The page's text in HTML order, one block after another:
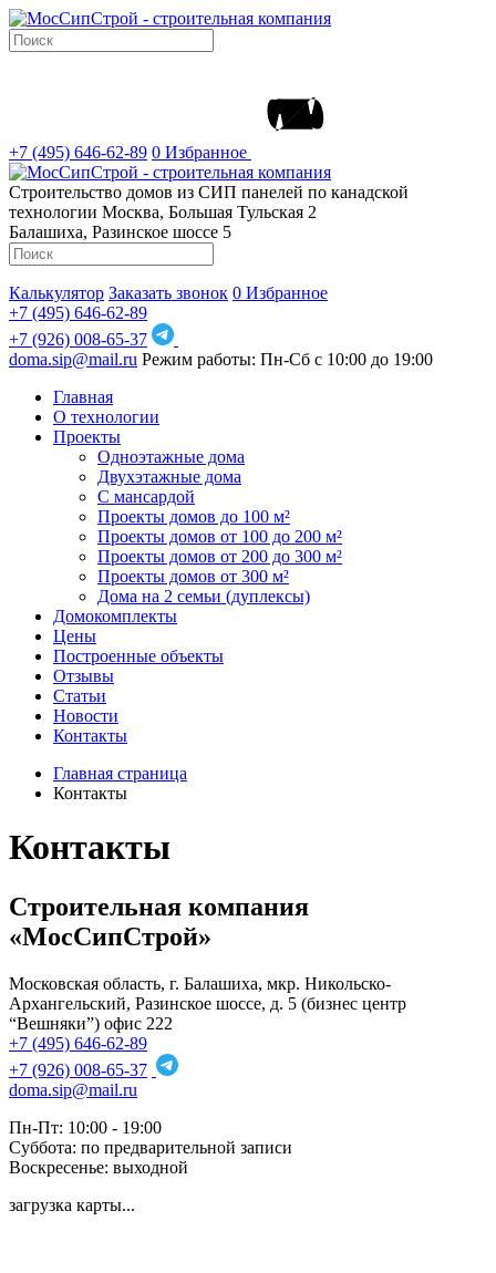
+7 (495) 646-62-89 0 Избранное
Строительство домов из СИП панелей по канадской
технологии Москва, Большая Тульская 2
Балашиха, Разинское шоссе 5
Калькулятор Заказать звонок 0 Избранное
+7 (495) 646-62-89
+7 (926) 008-65-37
doma.sip@mail.ru Режим работы: Пн-Сб с 10:00 до 19:00
Главная
О технологии
Проекты
Одноэтажные дома
Двухэтажные дома
С мансардой
Проекты домов до 100 м²
Проекты домов от 100 до 200 м²
Проекты домов от 200 до 300 м²
Проекты домов от 300 м²
Дома на 2 семьи (дуплексы)
Домокомплекты
Цены
Построенные объекты
Отзывы
Статьи
Новости
Контакты
Главная страница
Контакты
Контакты
Строительная компания
«МосСипСтрой»
Московская область, г. Балашиха, мкр. Никольско-
Архангельский, Разинское шоссе, д. 5 (бизнес центр
“Вешняки”) офис 222
+7 (495) 646-62-89
+7 (926) 008-65-37
doma.sip@mail.ru
Пн-Пт: 10:00 - 19:00
Суббота: по предварительной записи
Воскресенье: выходной
загрузка карты...